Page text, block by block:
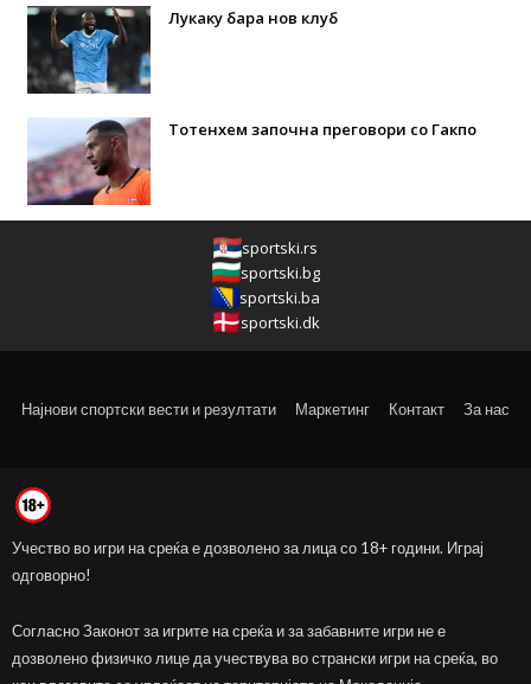
Лукаку бара нов клуб
Тотенхем започна преговори со Гакпо
sportski.rs
sportski.bg
sportski.ba
sportski.dk
Најнови спортски вести и резултати Маркетинг Контакт За нас
Учество во игри на среќа е дозволено за лица со 18+ години. Играј
одговорно!
Согласно Законот за игрите на среќа и за забавните игри не е
дозволено физичко лице да учествува во странски игри на среќа, во